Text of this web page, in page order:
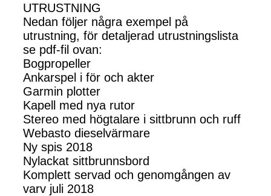
UTRUSTNING
Nedan följer några exempel på
utrustning, för detaljerad utrustningslista
se pdf-fil ovan:
Bogpropeller
Ankarspel i för och akter
Garmin plotter
Kapell med nya rutor
Stereo med högtalare i sittbrunn och ruff
Webasto dieselvärmare
Ny spis 2018
Nylackat sittbrunnsbord
Komplett servad och genomgången av
varv juli 2018